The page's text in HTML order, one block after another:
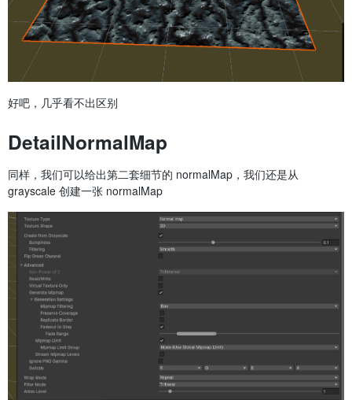
好吧，几乎看不出区别
DetailNormalMap
同样，我们可以给出第二套细节的 normalMap，我们还是从
grayscale 创建一张 normalMap